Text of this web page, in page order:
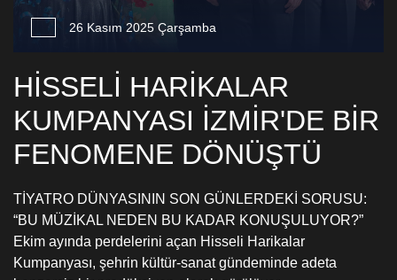
26 Kasım 2025 Çarşamba
HİSSELİ HARİKALAR
KUMPANYASI İZMİR'DE BİR
FENOMENE DÖNÜŞTÜ
TİYATRO DÜNYASININ SON GÜNLERDEKİ SORUSU:
“BU MÜZİKAL NEDEN BU KADAR KONUŞULUYOR?”
Ekim ayında perdelerini açan Hisseli Harikalar
Kumpanyası, şehrin kültür-sanat gündeminde adeta